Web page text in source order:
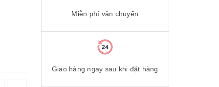
Miễn phí vận chuyển
Giao hàng ngay sau khi đặt hàng